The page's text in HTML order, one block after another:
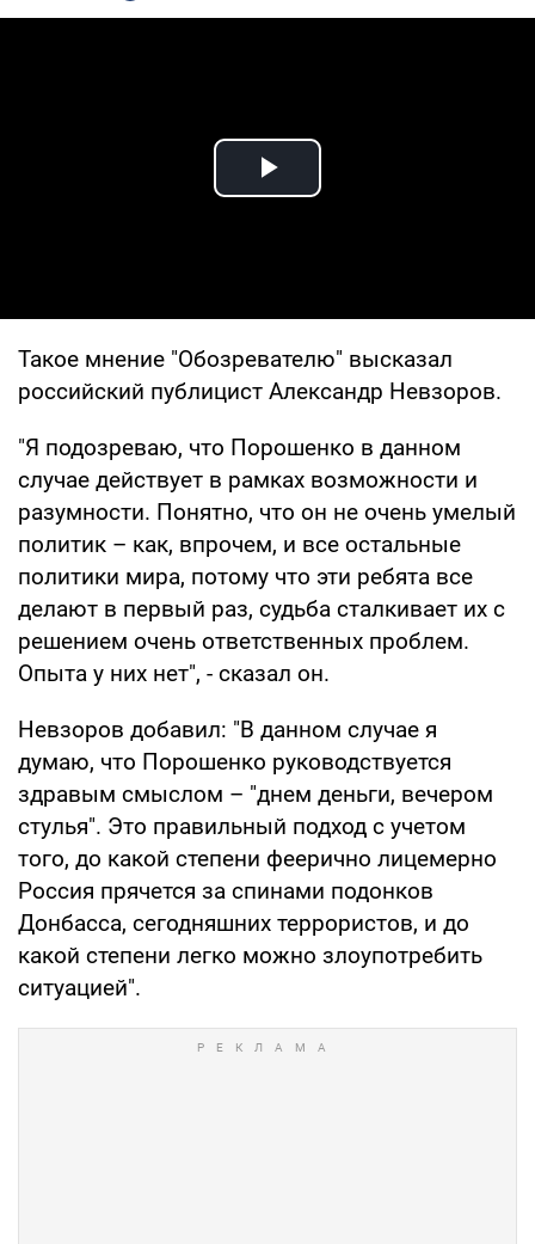
Play Video
Такое мнение "Обозревателю" высказал
российский публицист Александр Невзоров.
"Я подозреваю, что Порошенко в данном
случае действует в рамках возможности и
разумности. Понятно, что он не очень умелый
политик – как, впрочем, и все остальные
политики мира, потому что эти ребята все
делают в первый раз, судьба сталкивает их с
решением очень ответственных проблем.
Опыта у них нет", - сказал он.
Невзоров добавил: "В данном случае я
думаю, что Порошенко руководствуется
здравым смыслом – "днем деньги, вечером
стулья". Это правильный подход с учетом
того, до какой степени феерично лицемерно
Россия прячется за спинами подонков
Донбасса, сегодняшних террористов, и до
какой степени легко можно злоупотребить
ситуацией".